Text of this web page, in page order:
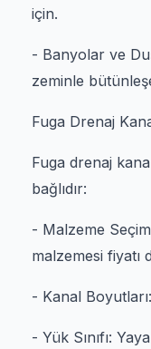
için.
- Banyolar ve
zeminle
Fuga Drenaj
Fuga drenaj
bağlıdır:
- Malzeme
malzemesi
- Kanal
- Yük Sınıfı: